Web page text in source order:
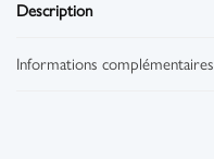
Description
Informations complémentaires